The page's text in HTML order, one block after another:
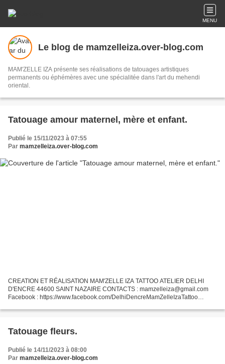
MENU
Le blog de mamzelleiza.over-blog.com
MAM'ZELLE IZA présente ses réalisations de tatouages artistiques
permanents ou éphémères avec une spécialitée dans l'art du mehendi
oriental.
Tatouage amour maternel, mère et enfant.
Publié le 15/11/2023 à 07:55
Par mamzelleiza.over-blog.com
CREATION ET RÉALISATION MAM'ZELLE IZA TATTOO ATELIER DELHI
D'ENCRE 44600 SAINT NAZAIRE CONTACTS : mamzelleiza@gmail.com
Facebook : https://www.facebook.com/DelhiDencreMamZelleIzaTattoo
Tatouage fleurs.
Publié le 14/11/2023 à 08:00
Par mamzelleiza.over-blog.com